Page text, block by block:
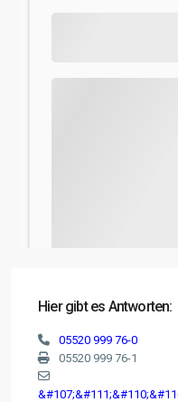
Hier gibt es Antworten:
05520 999 76-0
05520 999 76-1